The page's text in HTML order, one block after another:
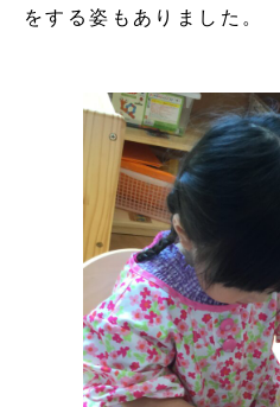
をする姿もありました。